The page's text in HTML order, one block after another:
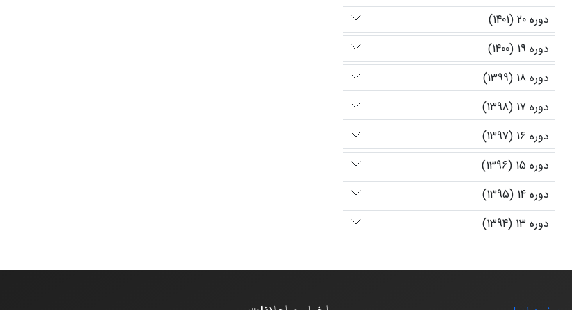
دوره 20 (1401)
دوره 19 (1400)
دوره 18 (1399)
دوره 17 (1398)
دوره 16 (1397)
دوره 15 (1396)
دوره 14 (1395)
دوره 13 (1394)